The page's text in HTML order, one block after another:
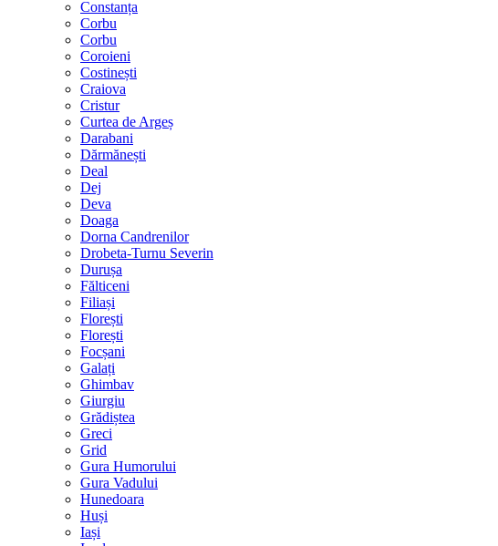
Constanța
Corbu
Corbu
Coroieni
Costinești
Craiova
Cristur
Curtea de Argeș
Darabani
Dărmănești
Deal
Dej
Deva
Doaga
Dorna Candrenilor
Drobeta-Turnu Severin
Durușa
Fălticeni
Filiași
Florești
Florești
Focșani
Galați
Ghimbav
Giurgiu
Grădiștea
Greci
Grid
Gura Humorului
Gura Vadului
Hunedoara
Huși
Iași